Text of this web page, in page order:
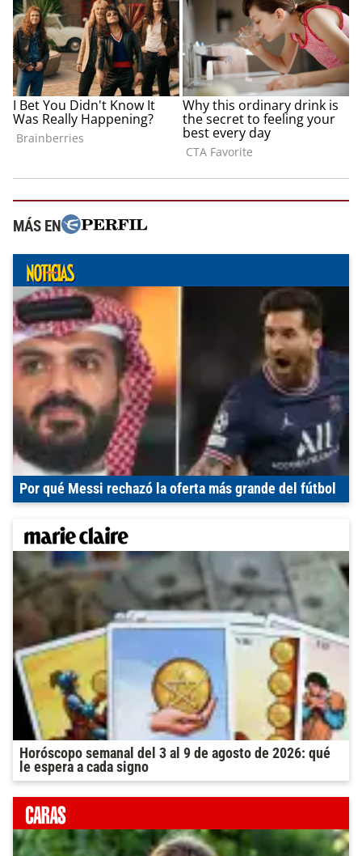
MÁS EN
Por qué Messi rechazó la oferta más grande del fútbol
Horóscopo semanal del 3 al 9 de agosto de 2026: qué
le espera a cada signo